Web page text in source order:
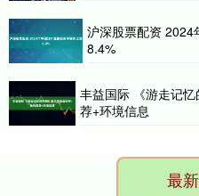
沪深股票配资 2024
8.4%
丰益国际 《游走记
荐+环境信息
最